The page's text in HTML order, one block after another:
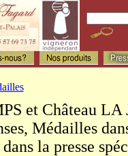
et Château
Médailles
la presse